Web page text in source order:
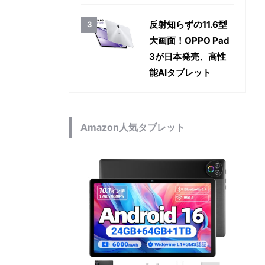
反射知らずの11.6型
大画面！OPPO Pad
3が日本発売、高性
能AIタブレット
Amazon人気タブレット